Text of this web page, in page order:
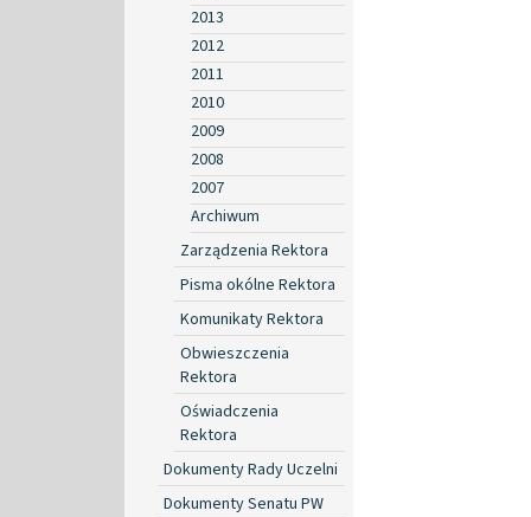
2013
2012
2011
2010
2009
2008
2007
Archiwum
Zarządzenia Rektora
Pisma okólne Rektora
Komunikaty Rektora
Obwieszczenia
Rektora
Oświadczenia
Rektora
Dokumenty Rady Uczelni
Dokumenty Senatu PW